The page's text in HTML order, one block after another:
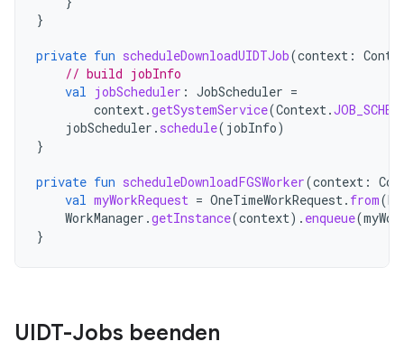
}
private fun scheduleDownloadUIDTJob(context :
// build jobInfo
val jobScheduler : JobScheduler =
context.getSystemService(Context.
jobScheduler . schedule( jobInfo)
}
private fun scheduleDownloadFGSWorker(context :
val myWorkRequest = OneTimeWorkRequest. from(
WorkManager .getInstance(context). enqueue(
}
UIDT-Jobs beenden